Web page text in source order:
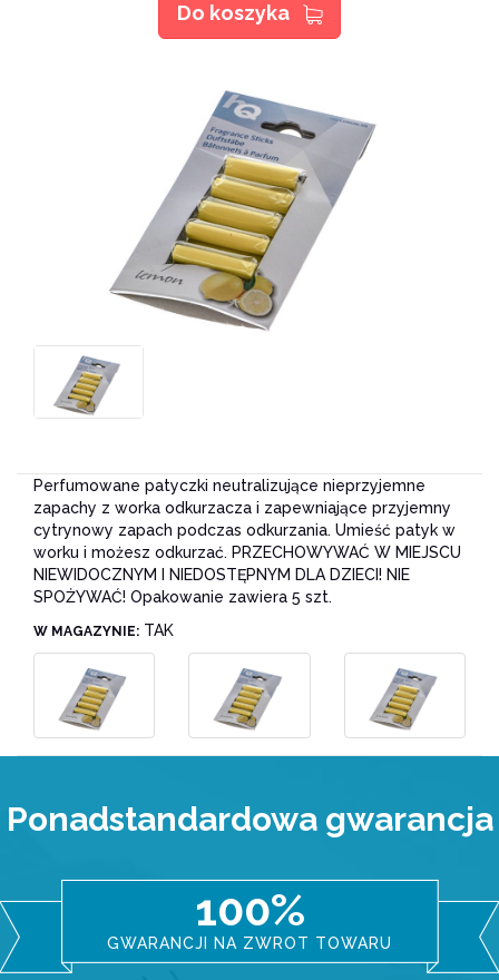
Do koszyka
Perfumowane patyczki neutralizujące nieprzyjemne
zapachy z worka odkurzacza i zapewniające przyjemny
cytrynowy zapach podczas odkurzania. Umieść patyk w
worku i możesz odkurzać. PRZECHOWYWAĆ W MIEJSCU
NIEWIDOCZNYM I NIEDOSTĘPNYM DLA DZIECI! NIE
SPOŻYWAĆ! Opakowanie zawiera 5 szt.
W MAGAZYNIE: TAK
Ponadstandardowa gwarancja
100%
GWARANCJI NA ZWROT TOWARU